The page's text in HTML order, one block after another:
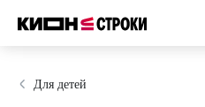
Для детей